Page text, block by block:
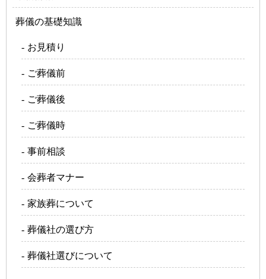
葬儀の基礎知識
お見積り
ご葬儀前
ご葬儀後
ご葬儀時
事前相談
会葬者マナー
家族葬について
葬儀社の選び方
葬儀社選びについて